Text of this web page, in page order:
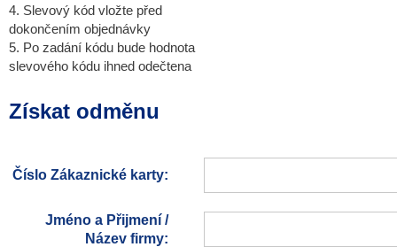
4. Slevový kód vložte před
dokončením objednávky
5. Po zadání kódu bude hodnota
slevového kódu ihned odečtena
Získat odměnu
Číslo Zákaznické karty:
Jméno a Přijmení /
Název firmy: